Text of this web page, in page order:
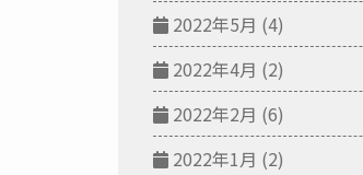
2022年5月 (4)
2022年4月 (2)
2022年2月 (6)
2022年1月 (2)